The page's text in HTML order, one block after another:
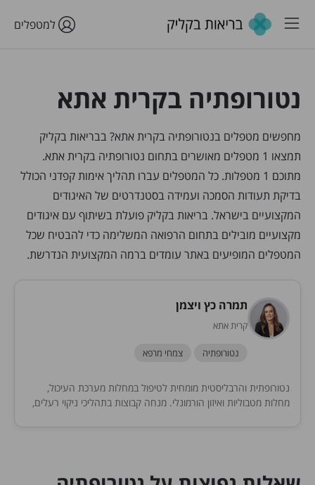
למטפלים
נטורופתיה בקרית אתא
מחפשים מטפלים בנטורופתיה בקרית אתא? בבריאות בקליק
תמצאו 1 מטפלים מאושרים בתחום נטורופתיה בקרית אתא.
מתוכם 1 מטפלות. כל המטפלים עברו תהליך אימות קפדני הכולל
בדיקת תעודות הסמכה ועמידה בסטנדרטים של האיגודים
המקצועיים בישראל. בריאות בקליק פועלת בשיתוף עם איגודים
מקצועיים מובילים בתחום הרפואה המשלימה כדי להבטיח שכל
המטפלים המופיעים באתר עומדים ברמה המקצועית הנדרשת.
תמרה כץ ויצמן
קרית אתא
נטורופתיה צמחי מרפא
נטורופתית והרבליסטית מומחית לטיפול במחלות מערכת העיכול,
מחלות מטבוליות ואיזון הורמונלי. מנחה קבוצות בתהליכי ניקוי רעלים,